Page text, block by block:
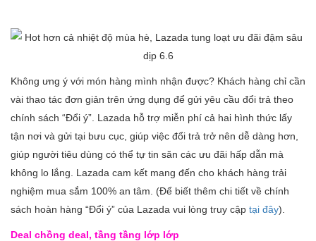
Không ưng ý với món hàng mình nhận được? Khách hàng chỉ cần
vài thao tác đơn giản trên ứng dụng để gửi yêu cầu đổi trả theo
chính sách “Đổi ý”. Lazada hỗ trợ miễn phí cả hai hình thức lấy
tận nơi và gửi tại bưu cục, giúp việc đổi trả trở nên dễ dàng hơn,
giúp người tiêu dùng có thể tự tin săn các ưu đãi hấp dẫn mà
không lo lắng. Lazada cam kết mang đến cho khách hàng trải
nghiệm mua sắm 100% an tâm. (Để biết thêm chi tiết về chính
sách hoàn hàng “Đổi ý” của Lazada vui lòng truy cập tại đây).
Deal chồng deal, tầng tầng lớp lớp